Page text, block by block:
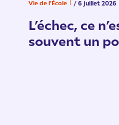
Vie de l'École / 6 juillet 2026
L’échec, ce
souvent un